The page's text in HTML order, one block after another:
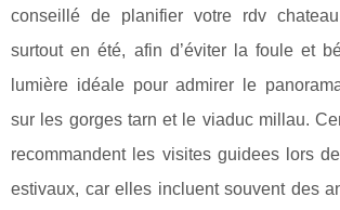
conseillé de planifier votre rdv
surtout en été, afin d’éviter la foule et
lumière idéale pour admirer le
sur les gorges tarn et le viaduc millau.
recommandent les visites guidees lors
estivaux, car elles incluent souvent des